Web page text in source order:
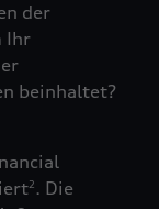
der
Ihr
beinhaltet?
2. Die